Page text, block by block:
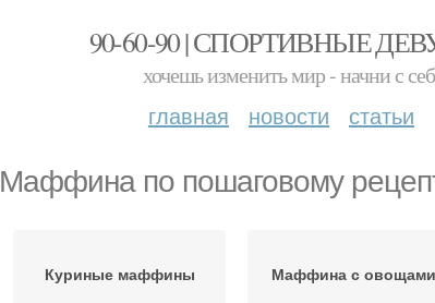
90-60-90 | СПОРТИВНЫЕ
хочешь изменить мир - начни с
главная новости статьи
Маффина по пошаговому
Куриные маффины Маффина с овощами